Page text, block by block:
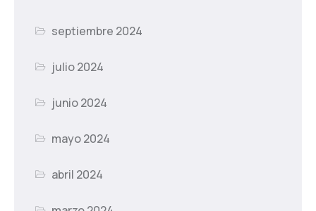
septiembre 2024
julio 2024
junio 2024
mayo 2024
abril 2024